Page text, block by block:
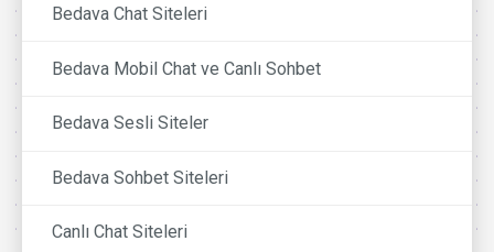
Bedava Chat Siteleri
Bedava Mobil Chat ve Canlı Sohbet
Bedava Sesli Siteler
Bedava Sohbet Siteleri
Canlı Chat Siteleri